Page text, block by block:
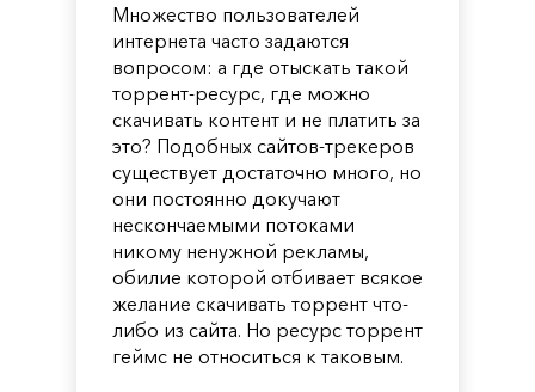
Множество пользователей
интернета часто задаются
вопросом: а где отыскать такой
торрент-ресурс, где можно
скачивать контент и не платить за
это? Подобных сайтов-трекеров
существует достаточно много, но
они постоянно докучают
нескончаемыми потоками
никому ненужной рекламы,
обилие которой отбивает всякое
желание скачивать торрент что-
либо из сайта. Но ресурс торрент
геймс не относиться к таковым.